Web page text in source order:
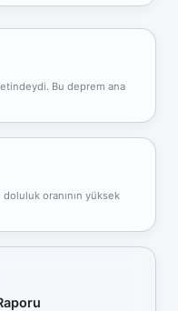
Bu deprem ana
oranının yüksek